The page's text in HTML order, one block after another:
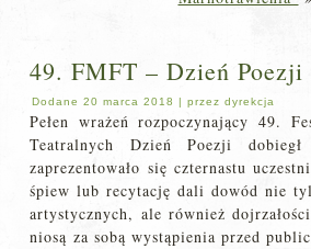
49. FMFT – Dzień Poezji
Dodane 20 marca 2018 |przez dyrekcja
Pełen wrażeń rozpoczynający 49.
Teatralnych Dzień Poezji
zaprezentowało się czternastu
śpiew lub recytację dali dowód nie
artystycznych, ale również
niosą za sobą wystąpienia przed